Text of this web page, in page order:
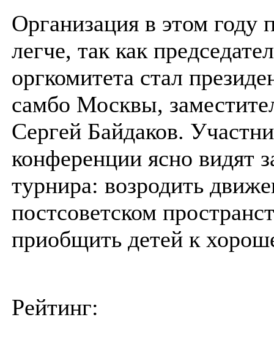
Организация в этом году
легче, так как
оргкомитета стал
самбо Москвы,
Сергей Байдаков.
конференции ясно видят
турнира: возродить
постсоветском
приобщить детей к
Рейтинг: